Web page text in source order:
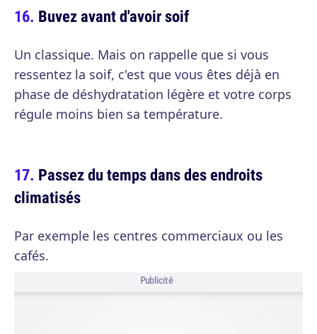
Buvez avant d'avoir soif
Un classique. Mais on rappelle que si vous
ressentez la soif, c'est que vous êtes déjà en
phase de déshydratation légère et votre corps
régule moins bien sa température.
Passez du temps dans des endroits
climatisés
Par exemple les centres commerciaux ou les
cafés.
Publicité